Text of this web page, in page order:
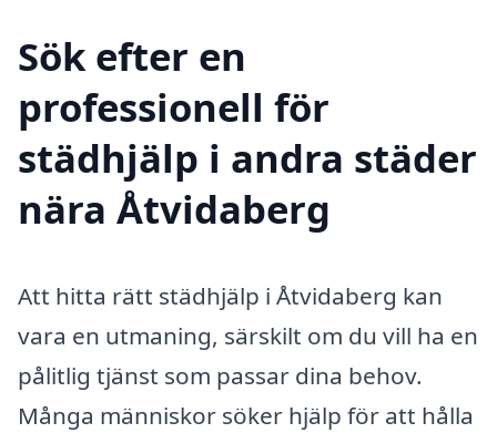
Sök efter en
professionell för
städhjälp i andra städer
nära Åtvidaberg
Att hitta rätt städhjälp i Åtvidaberg kan
vara en utmaning, särskilt om du vill ha en
pålitlig tjänst som passar dina behov.
Många människor söker hjälp för att hålla